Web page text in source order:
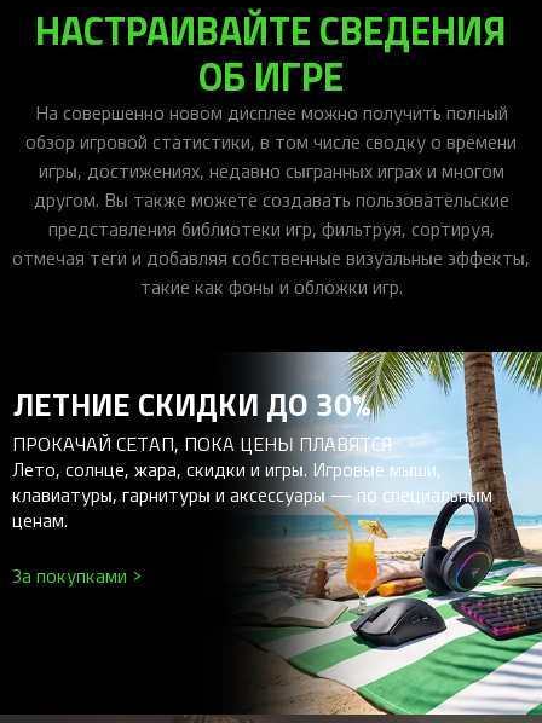
НАСТРАИВАЙТЕ СВЕДЕНИЯ
ОБ ИГРЕ
На совершенно новом дисплее можно получить полный
обзор игровой статистики, в том числе сводку о времени
игры, достижениях, недавно сыгранных играх и многом
другом. Вы также можете создавать пользовательские
представления библиотеки игр, фильтруя, сортируя,
отмечая теги и добавляя собственные визуальные эффекты,
такие как фоны и обложки игр.
ЛЕТНИЕ СКИДКИ ДО 30%
ПРОКАЧАЙ СЕТАП, ПОКА ЦЕНЫ ПЛАВЯТСЯ
Лето, солнце, жара, скидки и игры. Игровые мыши,
клавиатуры, гарнитуры и аксессуары — по специальным
ценам.
За покупками >